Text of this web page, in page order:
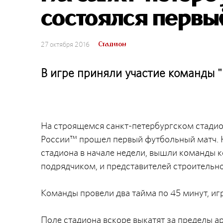
состоялся
27 октября 2016 Стадион
В игре приняли участие команды
На строящемся санкт-петербургском
России™ прошел первый футбольный матч.
стадиона в начале недели, вышли
подрядчиком, и представителей
Команды провели два тайма по 45 минут,
Поле стадиона вскоре выкатят за пределы